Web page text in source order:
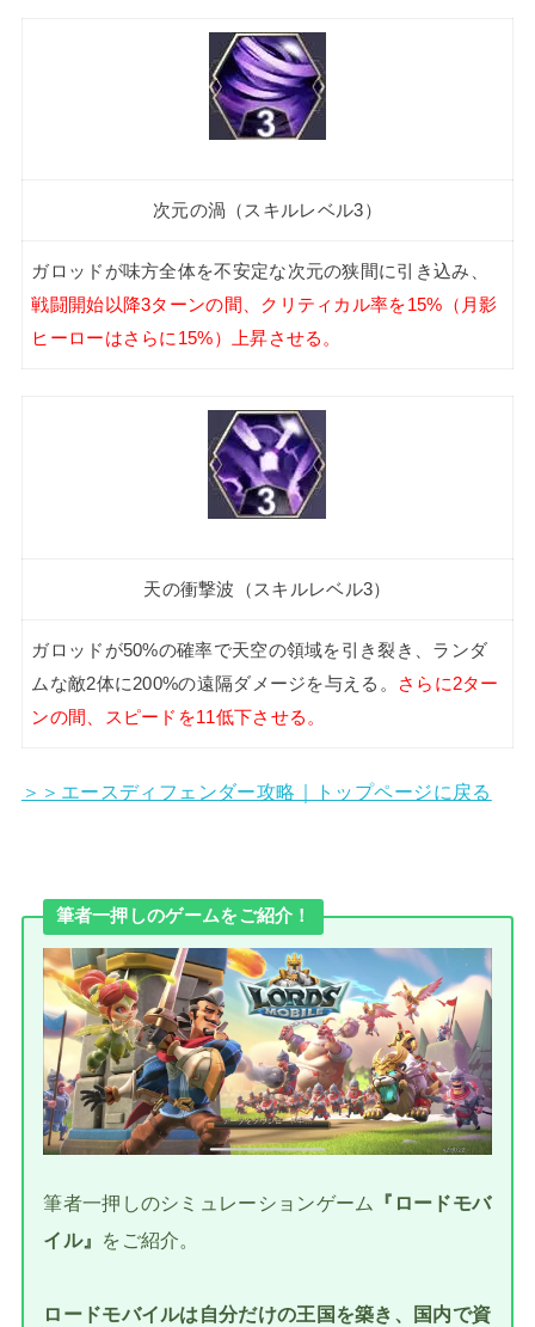
次元の渦（スキルレベル3）
ガロッドが味方全体を不安定な次元の狭間に引き込み、
戦闘開始以降3ターンの間、クリティカル率を15%（月影
ヒーローはさらに15%）上昇させる。
天の衝撃波（スキルレベル3）
ガロッドが50%の確率で天空の領域を引き裂き、ランダ
ムな敵2体に200%の遠隔ダメージを与える。
さらに2ター
ンの間、スピードを11低下させる。
＞＞エースディフェンダー攻略｜トップページに戻る
筆者一押しのゲームをご紹介！
筆者一押しのシミュレーションゲーム
『ロードモバ
イル』 をご紹介。
ロードモバイルは自分だけの王国を築き、国内で資